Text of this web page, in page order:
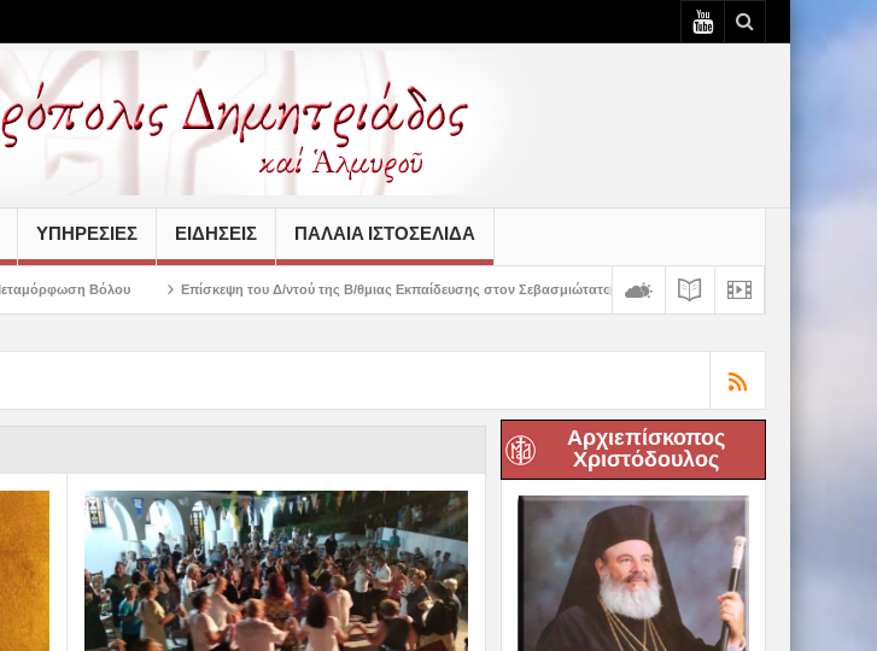
ΥΠΗΡΕΣΙΕΣ ΕΙΔΗΣΕΙΣ ΠΑΛΑΙΆ ΙΣΤΟΣΕΛΊΔΑ
Επίσκεψη του Δ/ντού της Β/θμιας Εκπαίδευσης στον Σεβασμιώτατο Δημητριάδος Ιγνάτιος: «Ο Χριστός μάς έδειξε το
Αρχιεπίσκοπος
Χριστόδουλος